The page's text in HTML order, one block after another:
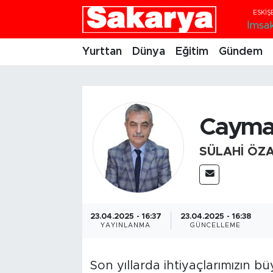
Yurttan Dünya Eğitim Gündem
SÜLAHI
23.04.2025 - 16:37
YAYINLANMA
23.04.2025 - 16:38
GÜNCELLEME
Son yıllarda ihtiyaçlarımızın
Eskişehirspor
Kültür Sanat
Eskişehir Nöbetçi Eczaneler
Eskişehir Namaz Vakitleri
Eskişehir Trafik Yoğunluk Haritası
Süper Lig Puan Durumu ve Fikstür
Haber Arşivi